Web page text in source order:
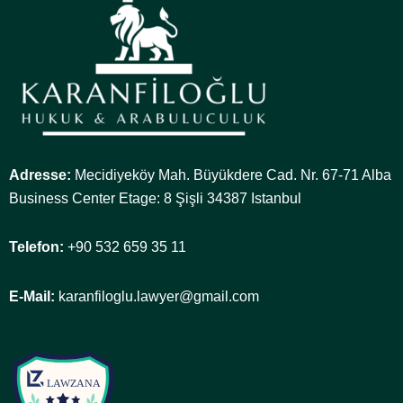
Adresse: Mecidiyeköy Mah. Büyükdere Cad. Nr. 67-71 Alba
Business Center Etage: 8 Şişli 34387 Istanbul
Telefon: +90 532 659 35 11
E-Mail: karanfiloglu.lawyer@gmail.com